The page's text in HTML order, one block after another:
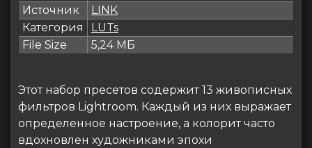
Источник
LINK
Категория
LUTs
File Size
5,24 МБ
Этот набор пресетов содержит 13 живописных
фильтров Lightroom. Каждый из них выражает
определенное настроение, а колорит часто
вдохновлен художниками эпохи